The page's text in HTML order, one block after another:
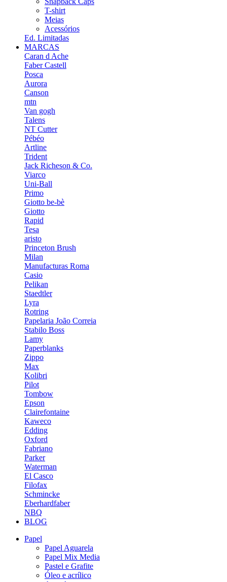
T-shirt
Meias
Acessórios
Ed. Limitadas
MARCAS
Caran d Ache
Faber Castell
Posca
Aurora
Canson
mtn
Van gogh
Talens
NT Cutter
Pébéo
Artline
Trident
Jack Richeson & Co.
Viarco
Uni-Ball
Primo
Giotto be-bè
Giotto
Rapid
Tesa
aristo
Princeton Brush
Milan
Manufacturas Roma
Casio
Pelikan
Staedtler
Lyra
Rotring
Papelaria João Correia
Stabilo Boss
Lamy
Paperblanks
Zippo
Max
Kolibri
Pilot
Tombow
Epson
Clairefontaine
Kaweco
Edding
Oxford
Fabriano
Parker
Waterman
El Casco
Filofax
Schmincke
Eberhardfaber
NBQ
BLOG
Papel
Papel Aguarela
Papel Mix Media
Pastel e Grafite
Óleo e acrílico